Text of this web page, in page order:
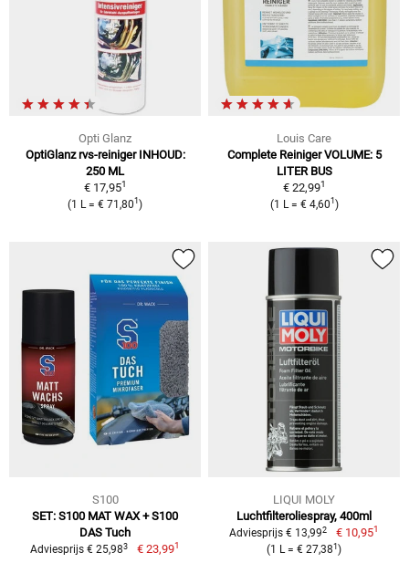
Opti Glanz
OptiGlanz rvs-reiniger INHOUD:
250 ML
€ 17,951
(1 L = € 71,801 )
Louis Care
Complete Reiniger VOLUME: 5
LITER BUS
€ 22,991
(1 L = € 4,601 )
S100
SET: S100 MAT WAX + S100
DAS Tuch
Adviesprijs € 25,983 € 23,991
LIQUI MOLY
Luchtfilteroliespray, 400ml
Adviesprijs € 13,992 € 10,951
(1 L = € 27,381 )